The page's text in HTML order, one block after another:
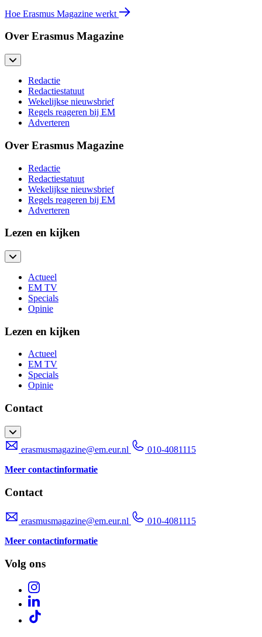
Hoe Erasmus Magazine werkt
Over Erasmus Magazine
Redactie
Redactiestatuut
Wekelijkse nieuwsbrief
Regels reageren bij EM
Adverteren
Over Erasmus Magazine
Redactie
Redactiestatuut
Wekelijkse nieuwsbrief
Regels reageren bij EM
Adverteren
Lezen en kijken
Actueel
EM TV
Specials
Opinie
Lezen en kijken
Actueel
EM TV
Specials
Opinie
Contact
erasmusmagazine@em.eur.nl
010-4081115
Meer contactinformatie
Contact
erasmusmagazine@em.eur.nl
010-4081115
Meer contactinformatie
Volg ons